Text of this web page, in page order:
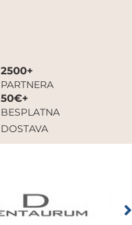
2500+
PARTNERA
50€+
BESPLATNA
DOSTAVA